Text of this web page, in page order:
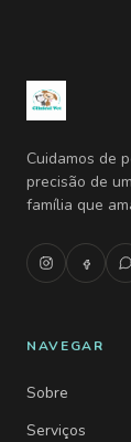
Cuidamos de
precisão de
família que
NAVEGAR
Sobre
Serviços